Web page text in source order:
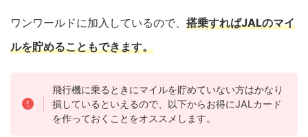
ワンワールドに加入しているので、 搭乗すればJALのマイ
ルを貯めることもできます。
飛行機に乗るときにマイルを貯めていない方はかなり
損しているといえるので、以下からお得にJALカード
を作っておくことをオススメします。